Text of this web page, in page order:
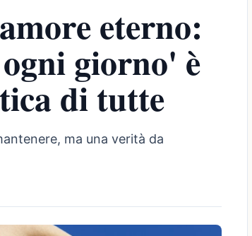
eterno:
giorno' è
di tutte
ma una verità da